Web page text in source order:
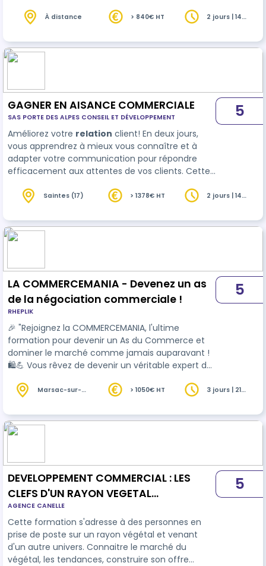
vente numérique en intégrant la data et
efficacement. Au terme de cette séquence de
formation, le stagiaire sera capable de structurer
À distance > 840€ HT
2 jours | 14
GAGNER EN AISANCE COMMERCIALE
SAS PORTE DES ALPES CONSEIL ET DÉVELOPPEMENT
Améliorez votre relation client! En deux jours,
vous apprendrez à mieux vous connaître et à
adapter votre communication pour répondre
efficacement aux attentes de vos clients. Cette
techniques de communication essentielles,
5
Saintes (17) > 1378€ HT
2 jours | 14
LA COMMERCEMANIA - Devenez un as
de la négociation commerciale !
RHEPLIK
🎉 "Rejoignez la COMMERCEMANIA, l'ultime
formation pour devenir un As du Commerce et
dominer le marché comme jamais auparavant !
🛍️💪 Vous rêvez de devenir un véritable expert de
vos ventes et de surpasser vos concurrents ?
unique et ludique, vous découvrirez les secrets
des meilleurs professionnels du commerce.
5
Marsac-sur-
> 1050€ HT
3 jours | 21
DEVELOPPEMENT COMMERCIAL : LES
CLEFS D'UN RAYON VEGETAL
PERFORMANT : 2 jours - (221)
AGENCE CANELLE
Cette formation s'adresse à des personnes en
prise de poste sur un rayon végétal et venant
d'un autre univers. Connaitre le marché du
végétal, les tendances, construire son offre
5